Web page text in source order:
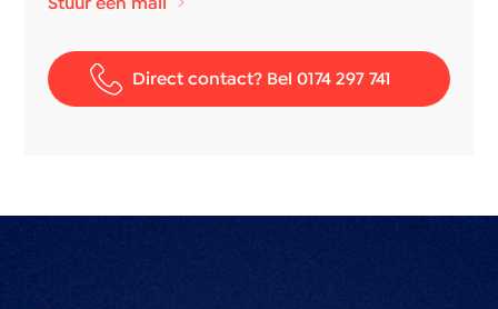
- De kranen in de badkamer zijn recent vervangen
- Santen&Gasille Verkoopvoorwaarden zijn van
Stuur een mail
Direct contact? Bel 0174 297 741